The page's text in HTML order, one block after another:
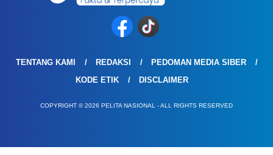
TENTANG KAMI REDAKSI
PEDOMAN MEDIA SIBER
KODE ETIK
DISCLAIMER
COPYRIGHT © 2026 PELITA NASIONAL - ALL RIGHTS RESERVED